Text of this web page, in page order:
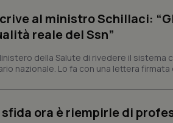
al ministro Schillaci:
reale del Ssn”
della Salute di rivedere il sistema
nazionale. Lo fa con una lettera firmata
ora è riempirle di
Necessari Statistici
del sito. Il sito web non è in grado di funzionare
del